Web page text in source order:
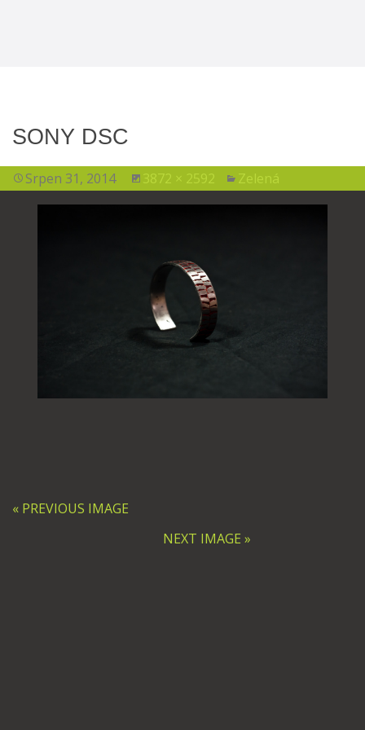
SONY DSC
Srpen 31, 2014 3872 × 2592 Zelená
« PREVIOUS IMAGE
NEXT IMAGE »